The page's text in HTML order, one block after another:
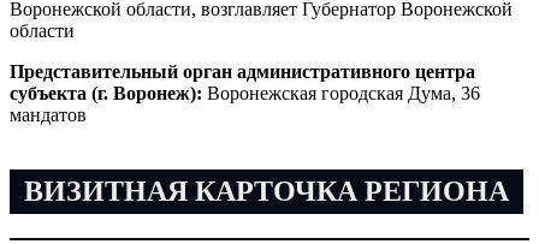
Воронежской области, возглавляет Губернатор Воронежской
области
Представительный орган административного центра
субъекта (г. Воронеж): Воронежская городская Дума, 36
мандатов
ВИЗИТНАЯ КАРТОЧКА РЕГИОНА